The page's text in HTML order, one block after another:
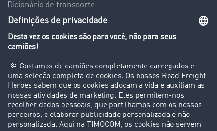
Dicionário de transporte
Visão geral da Bolsa de Cargas
Clientes recomendam clientes
Casos de sucesso